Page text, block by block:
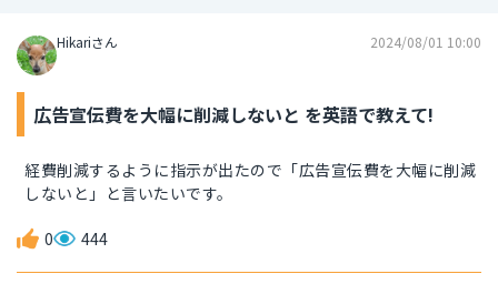
Hikariさん 2024/08/01 10:00
広告宣伝費を大幅に削減しないと を英語で教えて!
経費削減するように指示が出たので「広告宣伝費を大幅に削減
しないと」と言いたいです。
0 444